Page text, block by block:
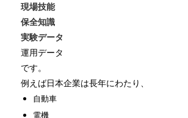
現場技能
保全知識
実験データ
運用データ
です。
例えば日本企業は長年にわたり、
自動車
電機